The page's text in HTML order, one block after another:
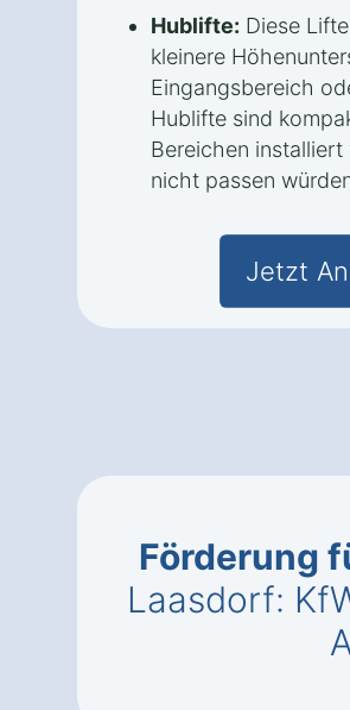
Hublifte: Diese
kleinere
Eingangsbereich
Hublifte sind
Bereichen
nicht passen
Jetzt
Förderung
Laasdorf: